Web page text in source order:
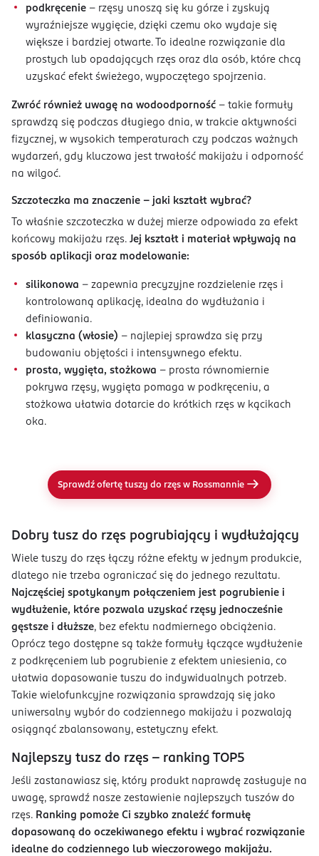
podkręcenie – rzęsy unoszą się ku górze i zyskują
wyraźniejsze wygięcie, dzięki czemu oko wydaje się
większe i bardziej otwarte. To idealne rozwiązanie dla
prostych lub opadających rzęs oraz dla osób, które chcą
uzyskać efekt świeżego, wypoczętego spojrzenia.
Zwróć również uwagę na wodoodporność – takie formuły
sprawdzą się podczas długiego dnia, w trakcie aktywności
fizycznej, w wysokich temperaturach czy podczas ważnych
wydarzeń, gdy kluczowa jest trwałość makijażu i odporność
na wilgoć.
Szczoteczka ma znaczenie – jaki kształt wybrać?
To właśnie szczoteczka w dużej mierze odpowiada za efekt
końcowy makijażu rzęs. Jej kształt i materiał wpływają na
sposób aplikacji oraz modelowanie:
silikonowa – zapewnia precyzyjne rozdzielenie rzęs i
kontrolowaną aplikację, idealna do wydłużania i
definiowania.
klasyczna (włosie) – najlepiej sprawdza się przy
budowaniu objętości i intensywnego efektu.
prosta, wygięta, stożkowa – prosta równomiernie
pokrywa rzęsy, wygięta pomaga w podkręceniu, a
stożkowa ułatwia dotarcie do krótkich rzęs w kącikach
oka.
Sprawdź ofertę tuszy do rzęs w Rossmannie
Dobry tusz do rzęs pogrubiający i wydłużający
Wiele tuszy do rzęs łączy różne efekty w jednym produkcie,
dlatego nie trzeba ograniczać się do jednego rezultatu.
Najczęściej spotykanym połączeniem jest pogrubienie i
wydłużenie, które pozwala uzyskać rzęsy jednocześnie
gęstsze i dłuższe, bez efektu nadmiernego obciążenia.
Oprócz tego dostępne są także formuły łączące wydłużenie
z podkręceniem lub pogrubienie z efektem uniesienia, co
ułatwia dopasowanie tuszu do indywidualnych potrzeb.
Takie wielofunkcyjne rozwiązania sprawdzają się jako
uniwersalny wybór do codziennego makijażu i pozwalają
osiągnąć zbalansowany, estetyczny efekt.
Najlepszy tusz do rzęs – ranking TOP5
Jeśli zastanawiasz się, który produkt naprawdę zasługuje na
uwagę, sprawdź nasze zestawienie najlepszych tuszów do
rzęs. Ranking pomoże Ci szybko znaleźć formułę
dopasowaną do oczekiwanego efektu i wybrać rozwiązanie
idealne do codziennego lub wieczorowego makijażu.